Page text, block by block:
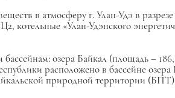
в атмосферу г. Улан-Удэ в
«Улан-Удэнского
озера Байкал (площадь –
расположено в бассейне
природной территории